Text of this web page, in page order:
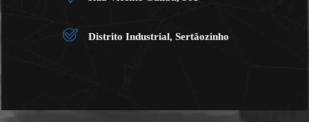
Distrito Industrial, Sertãozinho